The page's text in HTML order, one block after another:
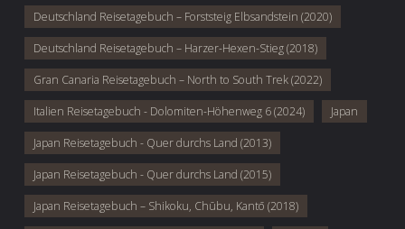
Deutschland Reisetagebuch – Forststeig Elbsandstein (2020)
Deutschland Reisetagebuch – Harzer-Hexen-Stieg (2018)
Gran Canaria Reisetagebuch – North to South Trek (2022)
Italien Reisetagebuch - Dolomiten-Höhenweg 6 (2024) Japan
Japan Reisetagebuch - Quer durchs Land (2013)
Japan Reisetagebuch - Quer durchs Land (2015)
Japan Reisetagebuch – Shikoku, Chūbu, Kantō (2018)